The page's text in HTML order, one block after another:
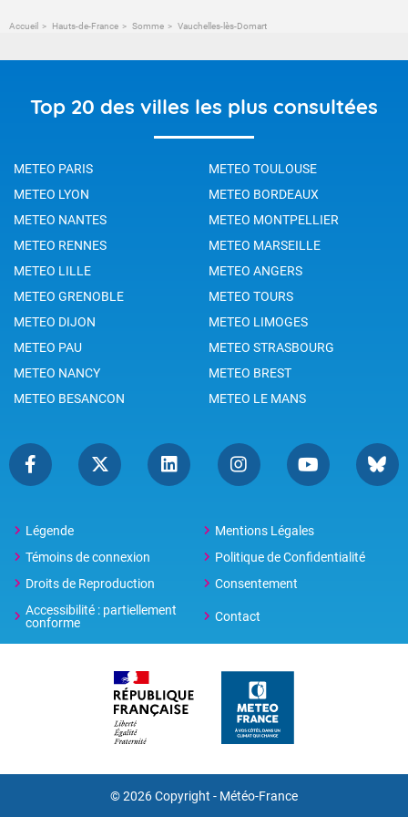
Accueil Hauts-de-France Somme Vauchelles-lès-Domart
Top 20 des villes les plus consultées
METEO PARIS
METEO TOULOUSE
METEO LYON
METEO BORDEAUX
METEO NANTES
METEO MONTPELLIER
METEO RENNES
METEO MARSEILLE
METEO LILLE
METEO ANGERS
METEO GRENOBLE
METEO TOURS
METEO DIJON
METEO LIMOGES
METEO PAU
METEO STRASBOURG
METEO NANCY
METEO BREST
METEO BESANCON
METEO LE MANS
Légende
Mentions Légales
Témoins de connexion
Politique de Confidentialité
Droits de Reproduction
Consentement
Accessibilité : partiellement
conforme
Contact
© 2026 Copyright - Météo-France